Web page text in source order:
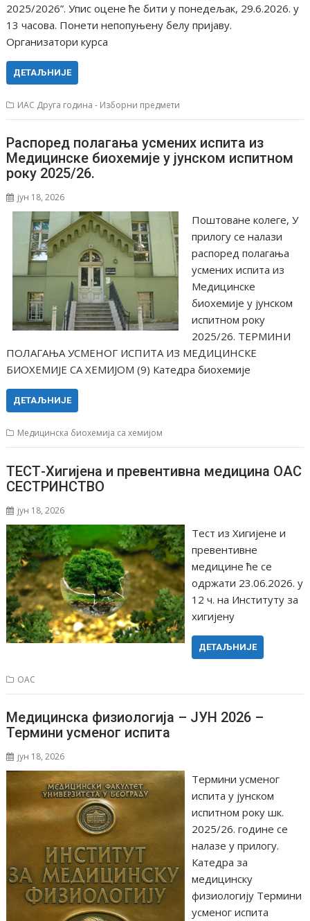
2025/2026”. Упис оцене ће бити у понедељак, 29.6.2026. у
13 часова. Понети непопуњену белу пријаву.
Организатори курса
ДЕТАЉНИЈЕ
ИАС Друга година - Изборни предмети
Распоред полагања усмених испита из
Медицинске биохемије у јунском испитном
року 2025/26.
јун 18, 2026
Поштоване колеге, У
прилогу се налази
распоред полагања
усмених испита из
Медицинске
биохемије у јунском
испитном року
2025/26. ТЕРМИНИ
ПОЛАГАЊА УСМЕНОГ ИСПИТА ИЗ МЕДИЦИНСКЕ
БИОХЕМИЈЕ СА ХЕМИЈОМ (9) Катедра биохемије
ДЕТАЉНИЈЕ
Медицинска биохемија са хемијом
ТЕСТ-Хигијена и превентивна медицина ОАС
СЕСТРИНСТВО
јун 18, 2026
Тест из Хигијене и
превентивне
медицине ће се
одржати 23.06.2026. у
12 ч. на Институту за
хигијену
ДЕТАЉНИЈЕ
ОАС
Медицинска физиологија – ЈУН 2026 –
Термини усменог испита
јун 18, 2026
Термини усменог
испита у јунском
испитном року шк.
2025/26. године се
налазе у прилогу.
Катедра за
медицинску
физиологију Термини
усменог испита